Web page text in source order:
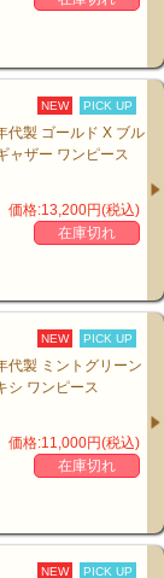
NEW PICK UP
代製 ゴールド X ブル
ャザー ワンピース
価格:13,200円(税込)
在庫切れ
NEW PICK UP
代製 ミントグリーン
シ ワンピース
価格:11,000円(税込)
在庫切れ
NEW PICK UP